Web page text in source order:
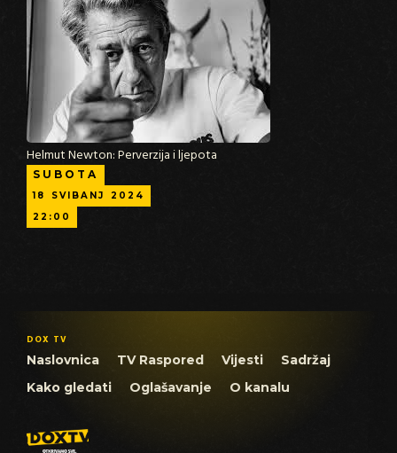
Helmut Newton: Perverzija i ljepota
SUBOTA
18 SVIBANJ
2024
22:00
DOX TV
Naslovnica TV Raspored Vijesti
Sadržaj
Kako gledati
Oglašavanje O kanalu